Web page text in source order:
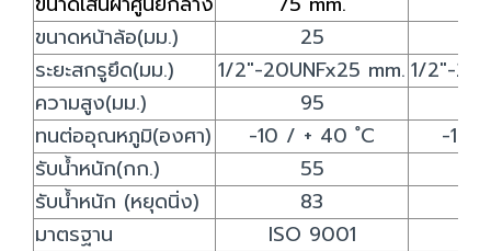
ขนาดหน้าล้อ(มม.)
25
ระยะสกรูยึด(มม.)
1/2"-20UNFx25 mm. 1/2"-
ความสูง(มม.)
95
ทนต่ออุณหภูมิ(องศา)
-10 / + 40 ํC
-10
รับน้ำหนัก(กก.)
55
รับน้ำหนัก (หยุดนิ่ง)
83
มาตรฐาน
ISO 9001